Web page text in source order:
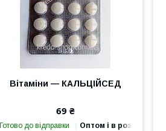
Вітаміни — КАЛЬЦІЙСЕД
69 ₴
Готово до відправки Оптом і в роздріб